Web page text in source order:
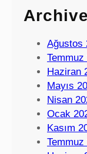
Ağustos
Temmuz
Haziran
Mayıs
Nisan
Ocak
Kasım
Temmuz